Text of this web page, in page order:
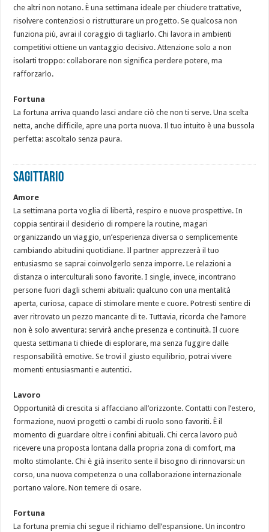
che altri non notano. È una settimana ideale per chiudere trattative,
risolvere contenziosi o ristrutturare un progetto. Se qualcosa non
funziona più, avrai il coraggio di tagliarlo. Chi lavora in ambienti
competitivi ottiene un vantaggio decisivo. Attenzione solo a non
isolarti troppo: collaborare non significa perdere potere, ma
rafforzarlo.
Fortuna
La fortuna arriva quando lasci andare ciò che non ti serve. Una scelta
netta, anche difficile, apre una porta nuova. Il tuo intuito è una bussola
perfetta: ascoltalo senza paura.
SAGITTARIO
Amore
La settimana porta voglia di libertà, respiro e nuove prospettive. In
coppia sentirai il desiderio di rompere la routine, magari
organizzando un viaggio, un’esperienza diversa o semplicemente
cambiando abitudini quotidiane. Il partner apprezzerà il tuo
entusiasmo se saprai coinvolgerlo senza imporre. Le relazioni a
distanza o interculturali sono favorite. I single, invece, incontrano
persone fuori dagli schemi abituali: qualcuno con una mentalità
aperta, curiosa, capace di stimolare mente e cuore. Potresti sentire di
aver ritrovato un pezzo mancante di te. Tuttavia, ricorda che l’amore
non è solo avventura: servirà anche presenza e continuità. Il cuore
questa settimana ti chiede di esplorare, ma senza fuggire dalle
responsabilità emotive. Se trovi il giusto equilibrio, potrai vivere
momenti entusiasmanti e autentici.
Lavoro
Opportunità di crescita si affacciano all’orizzonte. Contatti con l’estero,
formazione, nuovi progetti o cambi di ruolo sono favoriti. È il
momento di guardare oltre i confini abituali. Chi cerca lavoro può
ricevere una proposta lontana dalla propria zona di comfort, ma
molto stimolante. Chi è già inserito sente il bisogno di rinnovarsi: un
corso, una nuova competenza o una collaborazione internazionale
portano valore. Non temere di osare.
Fortuna
La fortuna premia chi segue il richiamo dell’espansione. Un incontro